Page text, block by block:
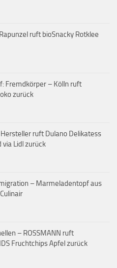
ruft bioSnacky Rotklee
Fremdkörper – Kölln ruft
zurück
Hersteller ruft Dulano Delikatess
via Lidl zurück
– Marmeladentopf aus
– ROSSMANN ruft
Fruchtchips Apfel zurück